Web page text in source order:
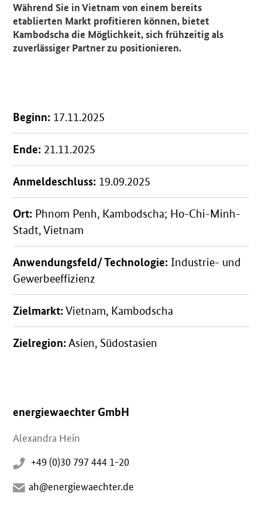
Während Sie in Vietnam von einem bereits
etablierten Markt profitieren können, bietet
Kambodscha die Möglichkeit, sich frühzeitig als
zuverlässiger Partner zu positionieren.
Beginn: 17.11.2025
Ende: 21.11.2025
Anmeldeschluss: 19.09.2025
Ort: Phnom Penh, Kambodscha; Ho-Chi-Minh-
Stadt, Vietnam
Anwendungsfeld/ Technologie: Industrie- und
Gewerbeeffizienz
Zielmarkt:Vietnam, Kambodscha
Zielregion:Asien, Südostasien
energiewaechter GmbH
Alexandra Hein
+49 (0)30 797 444 1-20
ah@energiewaechter.de